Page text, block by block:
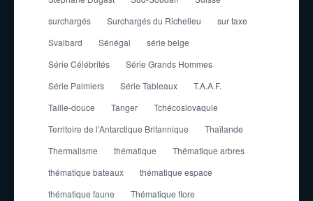
surchargés
Surchargés du Richelieu
sur taxe
Svalbard
Sénégal
série belge
Série Célébrités
Série Grands Hommes
Série Palmiers
Série Tableaux
T.A.A.F.
Taille-douce
Tanger
Tchécoslovaquie
Territoire de l'Antarctique Britannique
Thaïlande
Thermalisme
thématique
Thématique arbres
thématique bateaux
thématique espace
thématique faune
Thématique flore